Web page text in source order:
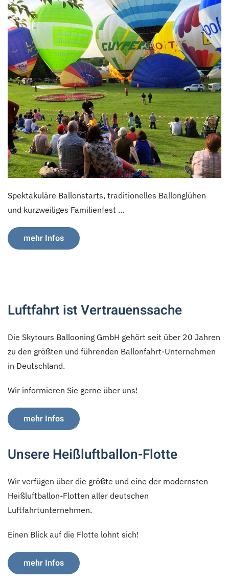
Spektakuläre Ballonstarts, traditionelles Ballonglühen
und kurzweiliges Familienfest ...
mehr Infos
Luftfahrt ist Vertrauenssache
Die Skytours Ballooning GmbH gehört seit über 20 Jahren
zu den größten und führenden Ballonfahrt-Unternehmen
in Deutschland.
Wir informieren Sie gerne über uns!
mehr Infos
Unsere Heißluftballon-Flotte
Wir verfügen über die größte und eine der modernsten
Heißluftballon-Flotten aller deutschen
Luftfahrtunternehmen.
Einen Blick auf die Flotte lohnt sich!
mehr Infos